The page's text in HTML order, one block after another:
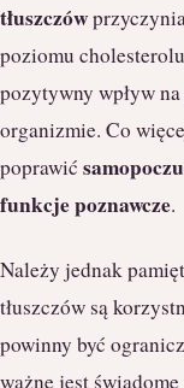
tłuszczów
poziomu
pozytywny wpływ na
organizmie. Co
poprawić
funkcje poznawcze.
Należy jednak
tłuszczów są
powinny być
ważne jest